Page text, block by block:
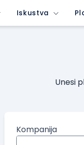
Iskustva
Unesi
Kompanija